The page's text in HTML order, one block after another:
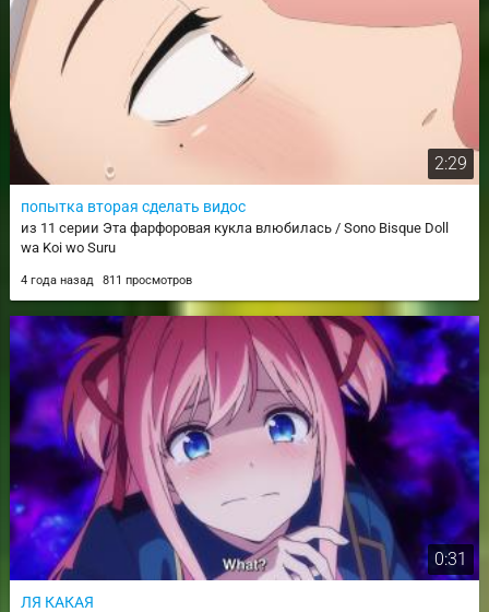
2:29
попытка вторая сделать видос
из 11 серии Эта фарфоровая кукла влюбилась / Sono Bisque Doll
wa Koi wo Suru
4 года назад 811 просмотров
0:31
ЛЯ КАКАЯ